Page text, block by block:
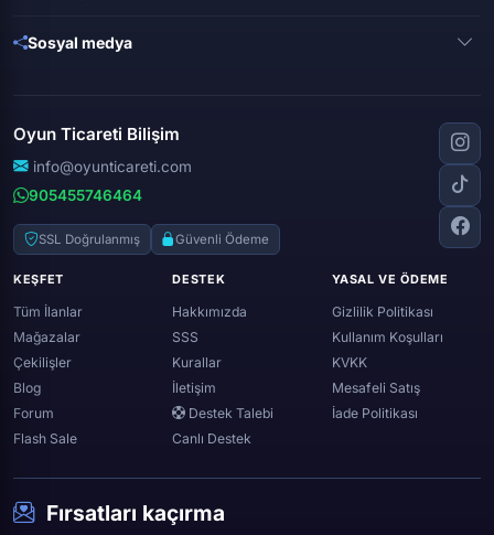
Free fire
Minecraft
Gta online
Lost ark
World of warcraft
Zula
Wolfteam
Black desert online
Genshin ımpact
Sosyal medya
Discord
Youtube
Twitter (x)
Spotify
Oyun Ticareti Bilişim
info@oyunticareti.com
905455746464
SSL Doğrulanmış Güvenli Ödeme
KEŞFET
Tüm İlanlar
Mağazalar
Çekilişler
Blog
Forum
Flash Sale
DESTEK
Hakkımızda
SSS
Kurallar
İletişim
Destek Talebi
Canlı Destek
YASAL VE ÖDEME
Gizlilik Politikası
Kullanım Koşulları
KVKK
Mesafeli Satış
İade Politikası
Fırsatları kaçırma